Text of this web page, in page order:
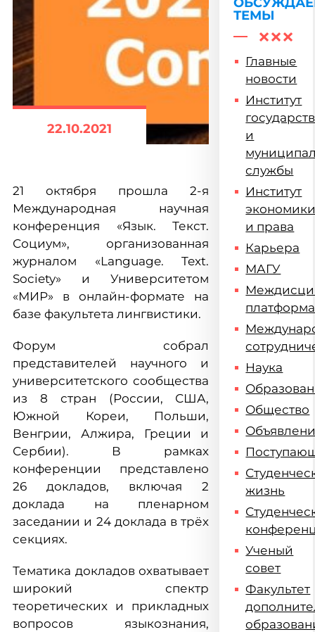
22.10.2021
21 октября прошла 2-я
Международная научная
конференция «Язык. Текст.
Социум», организованная
журналом «Language. Text.
Society» и Университетом
«МИР» в онлайн-формате на
базе факультета лингвистики.
Форум собрал
представителей научного и
университетского сообщества
из 8 стран (России, США,
Южной Кореи, Польши,
Венгрии, Алжира, Греции и
Сербии). В рамках
конференции представлено
26 докладов, включая 2
доклада на пленарном
заседании и 24 доклада в трёх
секциях.
Тематика докладов охватывает
широкий спектр
теоретических и прикладных
вопросов языкознания,
итоги
ТЕМЫ
Главные
новости
Институт
и
службы
Институт
и права
Карьера
МАГУ
платформа
Наука
Общество
жизнь
Ученый
совет
Факультет